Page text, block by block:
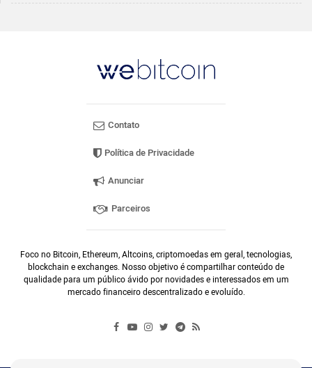
Contato
Política de Privacidade
Anunciar
Parceiros
Foco no Bitcoin, Ethereum, Altcoins, criptomoedas em geral, tecnologias,
blockchain e exchanges. Nosso objetivo é compartilhar conteúdo de
qualidade para um público ávido por novidades e interessados em um
mercado financeiro descentralizado e evoluído.